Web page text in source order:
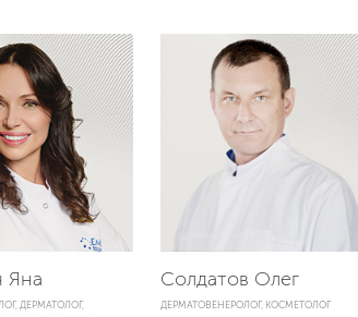
Яна
ДЕРМАТОЛОГ,
Солдатов Олег
ДЕРМАТОВЕНЕРОЛОГ, КОСМЕТОЛОГ